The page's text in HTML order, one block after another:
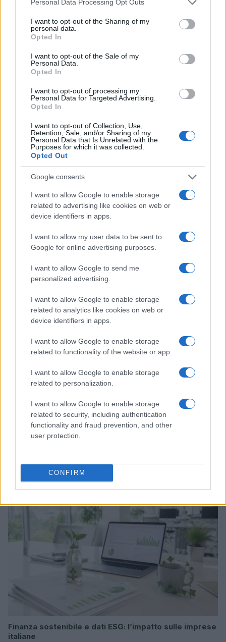
not limited to your visit or usage behaviour. You may click to
grant or deny consent to Google and its third-party tags to
use your data for below specified purposes in below Google
consent section.
Personal Data Processing Opt Outs
I want to opt-out of the Sharing of my
personal data.
Opted In
I want to opt-out of the Sale of my
Personal Data.
Opted In
I want to opt-out of processing my
Personal Data for Targeted Advertising.
Opted In
I want to opt-out of Collection, Use,
Retention, Sale, and/or Sharing of my
Personal Data that Is Unrelated with the
Purposes for which it was collected.
Opted Out
Google consents
I want to allow Google to enable storage
related to advertising like cookies on web or
device identifiers in apps.
I want to allow my user data to be sent to
Google for online advertising purposes.
I want to allow Google to send me
personalized advertising.
I want to allow Google to enable storage
related to analytics like cookies on web or
device identifiers in apps.
I want to allow Google to enable storage
related to functionality of the website or app.
I want to allow Google to enable storage
related to personalization.
I want to allow Google to enable storage
related to security, including authentication
functionality and fraud prevention, and other
user protection.
CONFIRM
fiducia. Il report diventa così uno strumento di
gestione: un impegno a migliorare, misurando
pochi aspetti rilevanti e rendendo conto dei
progressi nel tempo.
AUTORE
Andrea Innocenti
Andrea Innocenti ha coordinato dall'estero il
rientro di una cronista napoletana durante una
crisi diplomatica, gestendo contatti con
consolati; è corrispondente esteri che
definisce linee editoriali sulla geopolitica. Nato
a Napoli, parla dialetto locale e mantiene
rapporti con ONG partenopee.
Continua a leggere
Finanza sostenibile e dati ESG: l’impatto sulle imprese
italiane